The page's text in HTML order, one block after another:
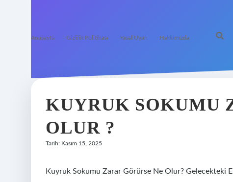
Anasayfa Gizlilik Politikası Yasal Uyarı Hakkımızda
KUYRUK SOKUMU
OLUR ?
Tarih: Kasım 15, 2025
Kuyruk Sokumu Zarar Görürse Ne Olur? Gelecekteki